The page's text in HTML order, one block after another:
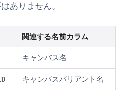
ありません。
関連する名前カラム
キャンバス名
キャンバスバリアント名